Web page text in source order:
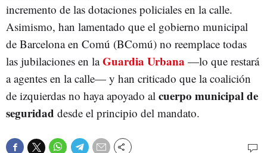
incremento de las dotaciones policiales en la calle.
Asimismo, han lamentado que el gobierno municipal
de Barcelona en Comú (BComú) no reemplace todas
las jubilaciones en laGuardia Urbana —lo que restará
a agentes en la calle— y han criticado que la coalición
de izquierdas no haya apoyado al cuerpo municipal de
seguridad desde el principio del mandato.